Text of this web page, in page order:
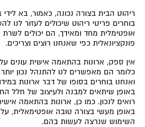
ריהוט הבית בצורה נכונה, כאמור, בא לידי
בוחרים פריטי ריהוט שיכולים לעזור לנו
אופטימלית מחד ומאידך, הם יכולים לשרת
פונקציונאלית כפי שאנחנו רוצים וצריכים.
אין ספק, ארונות בהתאמה אישית עונים
כלומר הם מאפשרים לנו להתנהל נכון
ואנחנו בוחרים בסופו של דבר ארונות
באופן שיתאים למבנה ולעיצוב של חלל
רואים לנכון. כמו כן, ארונות בהתאמה
באופן מעשי בצורה טובה אופטימאלית, על
השימוש שנרצה לעשות בהם.